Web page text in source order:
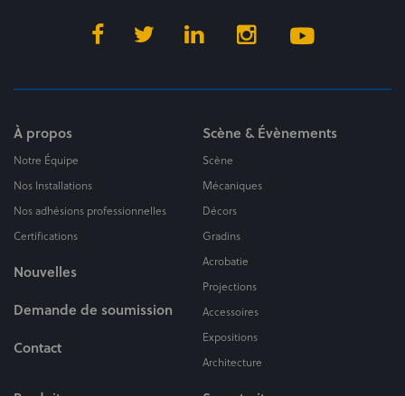
À propos
Notre Équipe
Nos Installations
Nos adhésions professionnelles
Certifications
Nouvelles
Demande de soumission
Contact
Scène & Évènements
Scène
Mécaniques
Décors
Gradins
Acrobatie
Projections
Accessoires
Expositions
Architecture